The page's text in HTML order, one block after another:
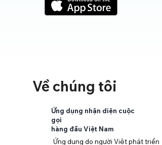
Về chúng tôi
Ứng dụng nhận diện cuộc
gọi
hàng đầu Việt Nam
Ứng dụng do người Việt phát triển